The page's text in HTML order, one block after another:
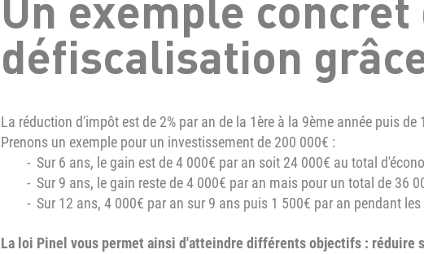
défiscalisation
La réduction d'impôt est de 2% par an de la 1ère à la 9ème année puis de
Prenons un exemple pour un investissement de 200 000€ :
- Sur 6 ans, le gain est de 4 000€ par an soit 24 000€ au total
- Sur 9 ans, le gain reste de 4 000€ par an mais pour un total de 36
- Sur 12 ans, 4 000€ par an sur 9 ans puis 1 500€ par an pendant les
La loi Pinel vous permet ainsi d'atteindre différents objectifs : réduire